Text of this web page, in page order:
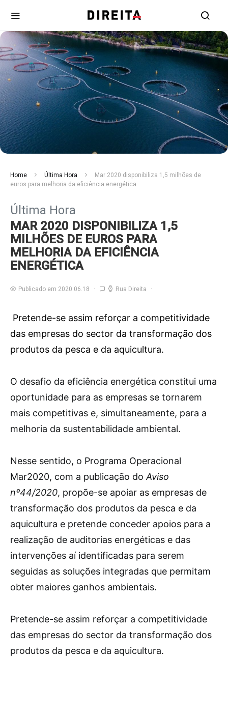
Home Última Hora
Mar 2020 disponibiliza 1,5 milhões de
euros para melhoria da eficiência energética
Última Hora
MAR 2020 DISPONIBILIZA 1,5
MILHÕES DE EUROS PARA
MELHORIA DA EFICIÊNCIA
ENERGÉTICA
Publicado em 2020.06.18 Rua Direita
Pretende-se assim reforçar a competitividade
das empresas do sector da transformação dos
produtos da pesca e da aquicultura.
O desafio da eficiência energética constitui uma
oportunidade para as empresas se tornarem
mais competitivas e, simultaneamente, para a
melhoria da sustentabilidade ambiental.
Nesse sentido, o Programa Operacional
Mar2020, com a publicação do Aviso
nº44/2020, propõe-se apoiar as empresas de
transformação dos produtos da pesca e da
aquicultura e pretende conceder apoios para a
realização de auditorias energéticas e das
intervenções aí identificadas para serem
seguidas as soluções integradas que permitam
obter maiores ganhos ambientais.
Pretende-se assim reforçar a competitividade
das empresas do sector da transformação dos
produtos da pesca e da aquicultura.